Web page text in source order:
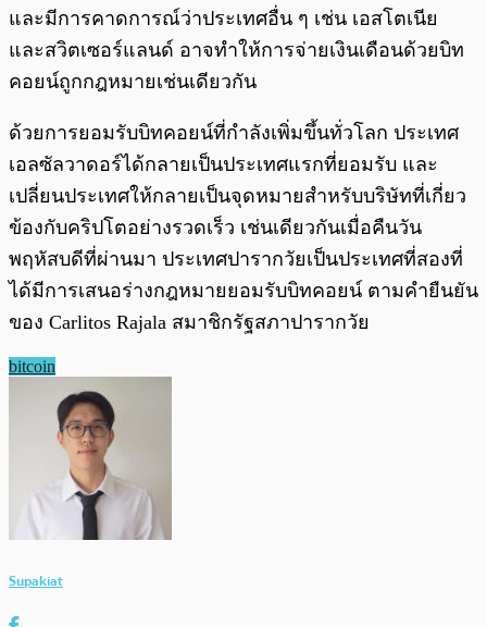
และมีการคาดการณ์ว่าประเทศอื่น ๆ เช่น เอสโตเนีย
และสวิตเซอร์แลนด์ อาจทำให้การจ่ายเงินเดือนด้วยบิท
คอยน์ถูกกฎหมายเช่นเดียวกัน
ด้วยการยอมรับบิทคอยน์ที่กำลังเพิ่มขึ้นทั่วโลก ประเทศ
เอลซัลวาดอร์ได้กลายเป็นประเทศแรกที่ยอมรับ และ
เปลี่ยนประเทศให้กลายเป็นจุดหมายสำหรับบริษัทที่เกี่ยว
ข้องกับคริปโตอย่างรวดเร็ว เช่นเดียวกันเมื่อคืนวัน
พฤหัสบดีที่ผ่านมา ประเทศปารากวัยเป็นประเทศที่สองที่
ได้มีการเสนอร่างกฎหมายยอมรับบิทคอยน์ ตามคำยืนยัน
ของ Carlitos Rajala สมาชิกรัฐสภาปารากวัย
bitcoin
Supakiat